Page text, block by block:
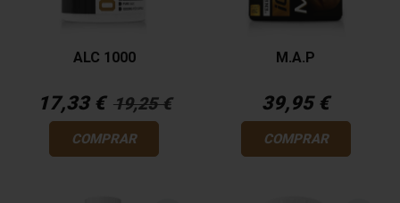
ALC 1000
17,33 € 19,25 €
COMPRAR
M.A.P
39,95 €
COMPRAR